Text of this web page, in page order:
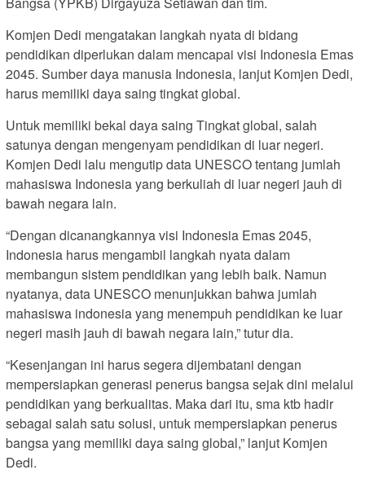
Komjen Dedi mengatakan langkah nyata di bidang
pendidikan diperlukan dalam mencapai visi Indonesia Emas
2045. Sumber daya manusia Indonesia, lanjut Komjen Dedi,
harus memiliki daya saing tingkat global.
Untuk memiliki bekal daya saing Tingkat global, salah
satunya dengan mengenyam pendidikan di luar negeri.
Komjen Dedi lalu mengutip data UNESCO tentang jumlah
mahasiswa Indonesia yang berkuliah di luar negeri jauh di
bawah negara lain.
“Dengan dicanangkannya visi Indonesia Emas 2045,
Indonesia harus mengambil langkah nyata dalam
membangun sistem pendidikan yang lebih baik. Namun
nyatanya, data UNESCO menunjukkan bahwa jumlah
mahasiswa indonesia yang menempuh pendidikan ke luar
negeri masih jauh di bawah negara lain,” tutur dia.
“Kesenjangan ini harus segera dijembatani dengan
mempersiapkan generasi penerus bangsa sejak dini melalui
pendidikan yang berkualitas. Maka dari itu, sma ktb hadir
sebagai salah satu solusi, untuk mempersiapkan penerus
bangsa yang memiliki daya saing global,” lanjut Komjen
Dedi.